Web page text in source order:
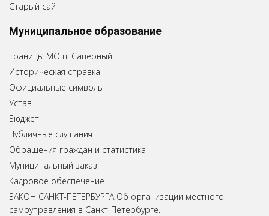
Старый сайт
Муниципальное образование
Границы МО п. Сапёрный
Историческая справка
Официальные символы
Устав
Бюджет
Публичные слушания
Обращения граждан и статистика
Муниципальный заказ
Кадровое обеспечение
ЗАКОН САНКТ-ПЕТЕРБУРГА Об организации местного
самоуправления в Санкт-Петербурге.